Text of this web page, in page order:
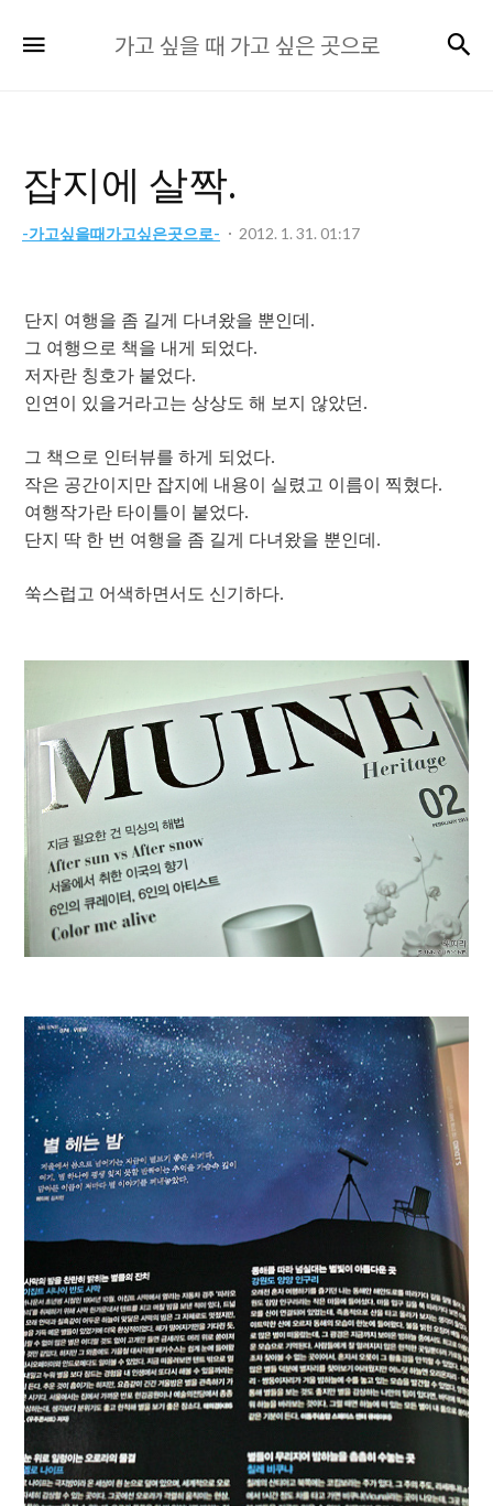
고
싶
곳
으
가고 싶을 때 가고 싶은 곳으로
잡지에 살짝.
-가고싶을때가고싶은곳으로- 2012. 1. 31. 01:17
단지 여행을 좀 길게 다녀왔을 뿐인데.
그 여행으로 책을 내게 되었다.
저자란 칭호가 붙었다.
인연이 있을거라고는 상상도 해 보지 않았던.
그 책으로 인터뷰를 하게 되었다.
작은 공간이지만 잡지에 내용이 실렸고 이름이 찍혔다.
여행작가란 타이틀이 붙었다.
단지 딱 한 번 여행을 좀 길게 다녀왔을 뿐인데.
쑥스럽고 어색하면서도 신기하다.